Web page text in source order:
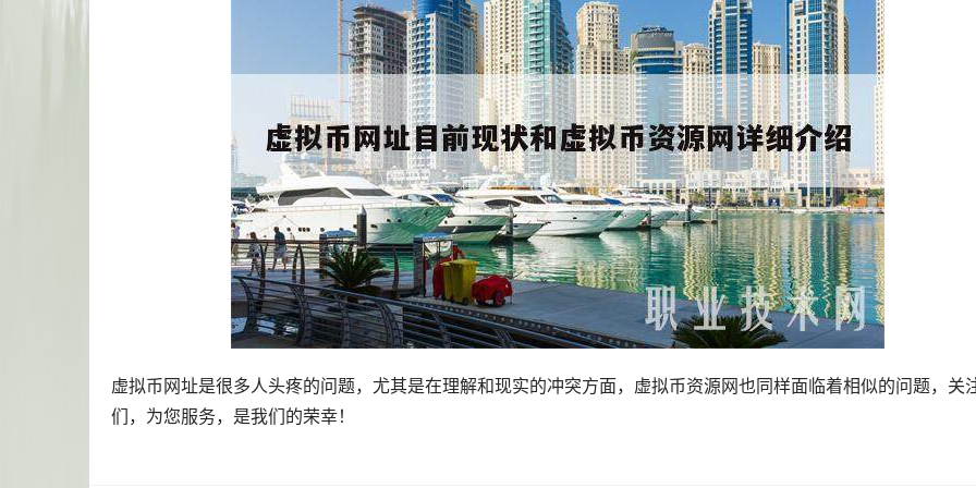
虚拟币网址是很多人头疼的问题，尤其是在理解和现实的冲突方面，虚拟币资源网也同样面临着相似的问题，关
们，为您服务，是我们的荣幸！